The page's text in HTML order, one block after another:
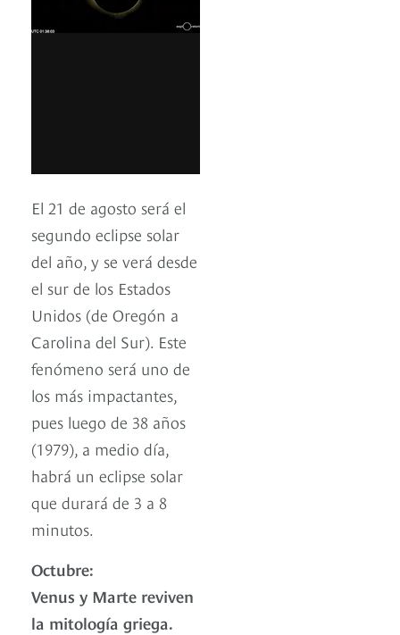
El 21 de agosto será el
segundo eclipse solar
del año, y se verá desde
el sur de los Estados
Unidos (de Oregón a
Carolina del Sur). Este
fenómeno será uno de
los más impactantes,
pues luego de 38 años
(1979), a medio día,
habrá un eclipse solar
que durará de 3 a 8
minutos.
Octubre:
Venus y Marte reviven
la mitología griega.